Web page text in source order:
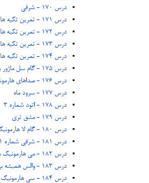
درس 170 - شرقی
درس 171 - تمرین تکیه ها 1
درس 172 - تمرین تکیه ها 2
درس 173 - تمرین تکیه ها 3
درس 174 - تمرین تکیه ها 4
درس 175 - گام سل ماژور با تکیه
درس 176 - صداهای هارمونیک
درس 177 - سرود ماه
درس 178 - اتود شماره 3
درس 179 - مشق تری
درس 180 - گام لا هارمونیک مینور
درس 181 - شرقی شماره 1
درس 182 - می هارمونیک مینور
درس 183 - والس همیشه بهار
درس 184 - سی هارمونیک مینور